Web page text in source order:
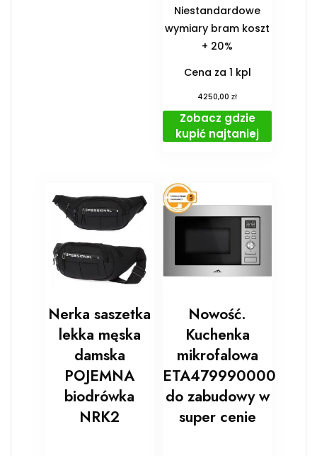
Niestandardowe
wymiary bram koszt
+ 20%
Cena za 1 kpl
4250,00zł
Zobacz gdzie
kupić najtaniej
Nerka saszetka
lekka męska
damska
POJEMNA
biodrówka
NRK2
Nowość.
Kuchenka
mikrofalowa
ETA479990000
do zabudowy w
super cenie